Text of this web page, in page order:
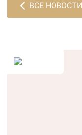
ВСЕ НОВОСТИ